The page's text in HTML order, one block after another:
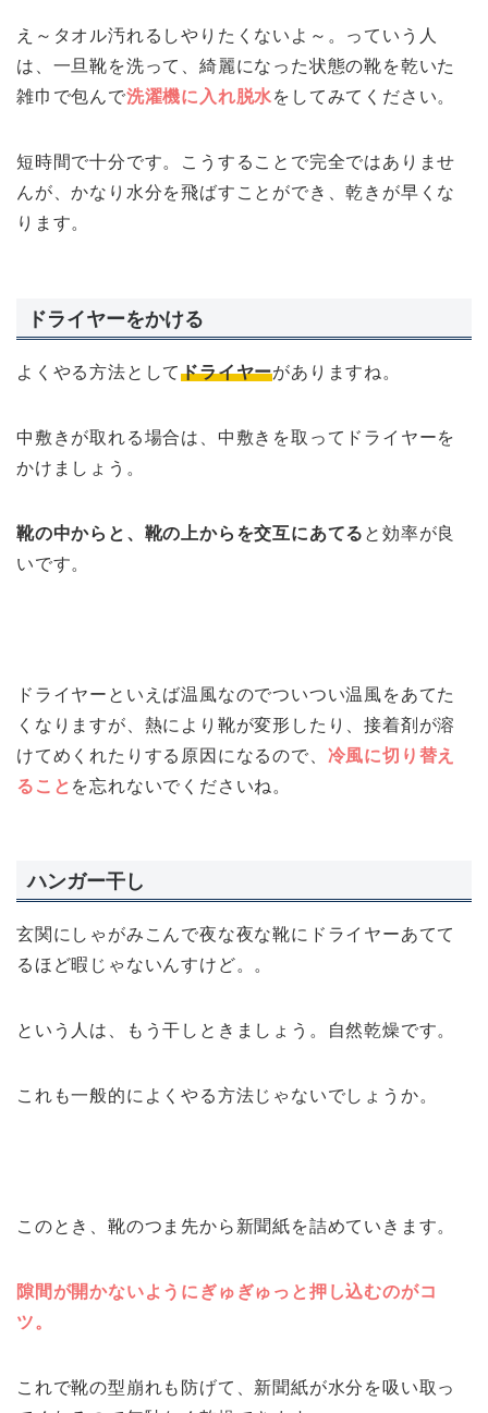
え～タオル汚れるしやりたくないよ～。っていう人
は、一旦靴を洗って、綺麗になった状態の靴を乾いた
雑巾で包んで洗濯機に入れ脱水をしてみてください。
短時間で十分です。こうすることで完全ではありませ
んが、かなり水分を飛ばすことができ、乾きが早くな
ります。
ドライヤーをかける
よくやる方法としてドライヤーがありますね。
中敷きが取れる場合は、中敷きを取ってドライヤーを
かけましょう。
靴の中からと、靴の上からを交互にあてる と効率が良
いです。
ドライヤーといえば温風なのでついつい温風をあてた
くなりますが、熱により靴が変形したり、接着剤が溶
けてめくれたりする原因になるので、 冷風に切り替え
ること を忘れないでくださいね。
ハンガー干し
玄関にしゃがみこんで夜な夜な靴にドライヤーあてて
るほど暇じゃないんすけど。。
という人は、もう干しときましょう。自然乾燥です。
これも一般的によくやる方法じゃないでしょうか。
このとき、靴のつま先から新聞紙を詰めていきます。
隙間が開かないようにぎゅぎゅっと押し込むのがコ
ツ。
これで靴の型崩れも防げて、新聞紙が水分を吸い取っ